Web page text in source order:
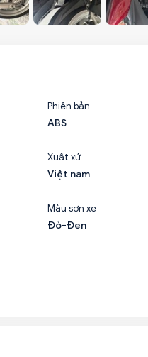
Phiên bản
ABS
Xuất xứ
Việt nam
Màu sơn xe
Đỏ-Đen